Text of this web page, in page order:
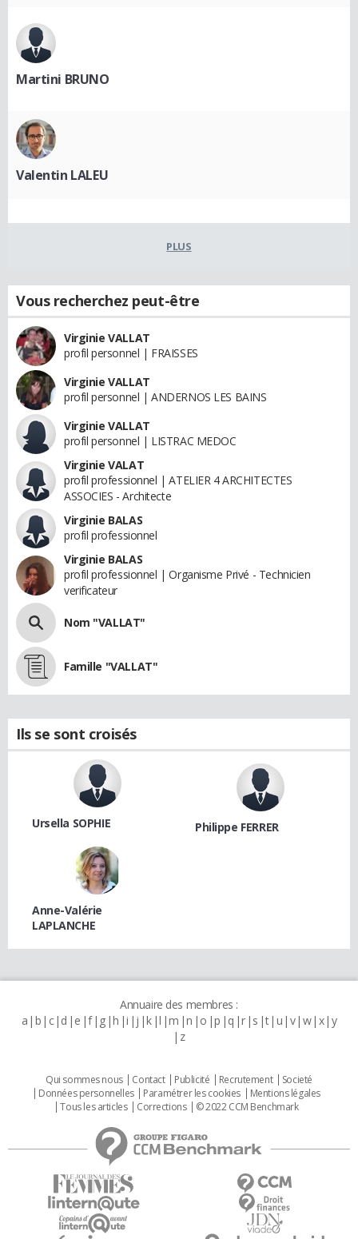
Martini BRUNO
Valentin LALEU
PLUS
Vous recherchez peut-être
Virginie VALLAT
profil personnel | FRAISSES
Virginie VALLAT
profil personnel | ANDERNOS LES BAINS
Virginie VALLAT
profil personnel | LISTRAC MEDOC
Virginie VALAT
profil professionnel | ATELIER 4 ARCHITECTES
ASSOCIES - Architecte
Virginie BALAS
profil professionnel
Virginie BALAS
profil professionnel | Organisme Privé - Technicien
verificateur
Nom "VALLAT"
Famille "VALLAT"
Ils se sont croisés
Ursella SOPHIE Philippe FERRER
Anne-Valérie
LAPLANCHE
Annuaire des membres :
a b c d e f g h i j k l m n o p q r s t u v w x y
z
Qui sommes nous Contact Publicité Recrutement
Societé
Données personnelles
Paramétrer les cookies
Mentions légales
Tous les articles
Corrections © 2022 CCM Benchmark